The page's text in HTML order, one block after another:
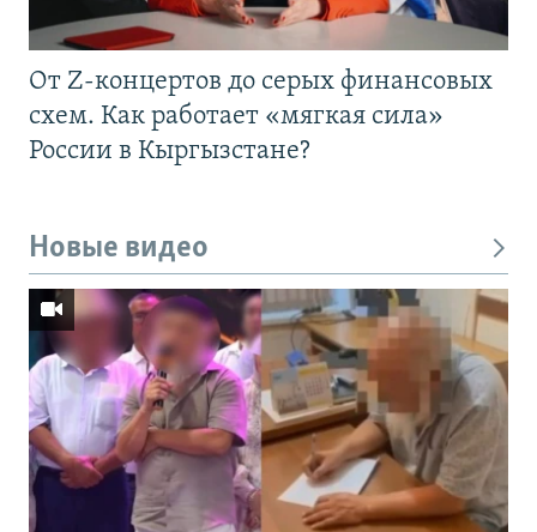
От Z-концертов до серых финансовых
схем. Как работает «мягкая сила»
России в Кыргызстане?
Новые видео